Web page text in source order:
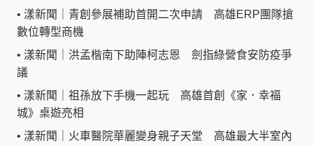
• 漾新聞｜青創參展補助首開二次申請 高雄ERP團隊搶
數位轉型商機
• 漾新聞｜洪孟楷南下助陣柯志恩 劍指綠營食安防疫爭
議
• 漾新聞｜祖孫放下手機一起玩 高雄首創《家．幸福
城》桌遊亮相
• 漾新聞｜火車醫院華麗變身親子天堂 高雄最大半室內